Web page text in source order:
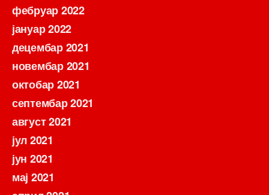
фебруар 2022
јануар 2022
децембар 2021
новембар 2021
октобар 2021
септембар 2021
август 2021
јул 2021
јун 2021
мај 2021